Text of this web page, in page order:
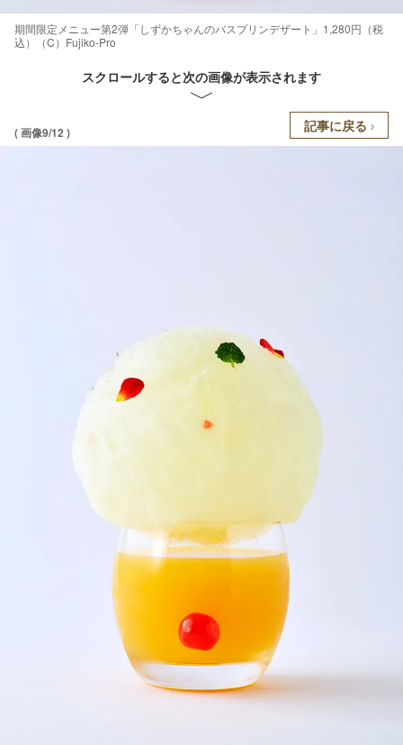
期間限定メニュー第2弾「しずかちゃんのバスプリンデザート」1,280円（税
込）（C）Fujiko-Pro
スクロールすると次の画像が表示されます
( 画像9/12 ) 記事に戻る